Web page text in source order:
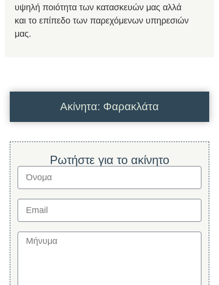
υψηλή ποιότητα των κατασκευών μας αλλά
και το επίπεδο των παρεχόμενων υπηρεσιών
μας.
Ακίνητα: Φαρακλάτα
Ρωτήστε για το ακίνητο